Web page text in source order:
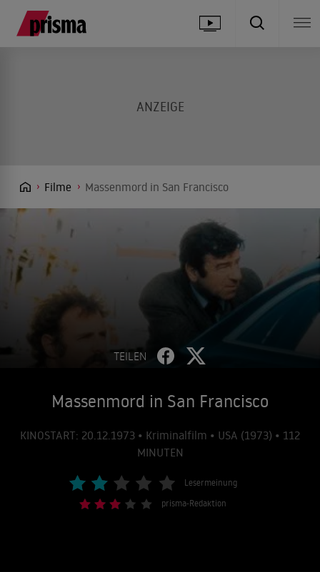
Filme Massenmord in San Francisco
TEILEN
Massenmord in San Francisco
KINOSTART: 20.12.1973 • Kriminalfilm • USA (1973) • 112
MINUTEN
Lesermeinung
prisma-Redaktion